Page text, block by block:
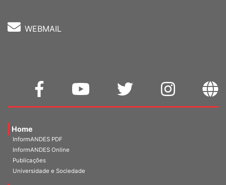
WEBMAIL
Home
InformANDES PDF
InformANDES Online
Publicações
Universidade e Sociedade